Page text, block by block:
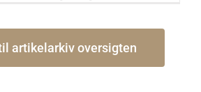
artikelarkiv oversigten